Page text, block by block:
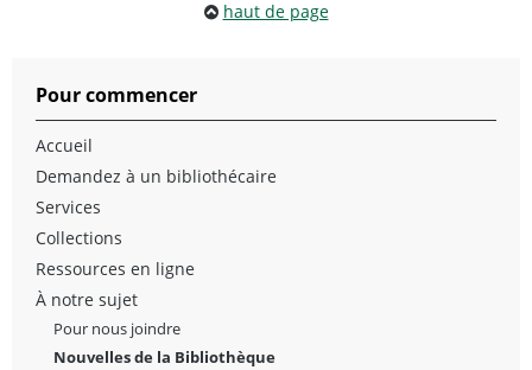
haut de page
Pour commencer
Accueil
Demandez à un bibliothécaire
Services
Collections
Ressources en ligne
À notre sujet
Pour nous joindre
Nouvelles de la Bibliothèque